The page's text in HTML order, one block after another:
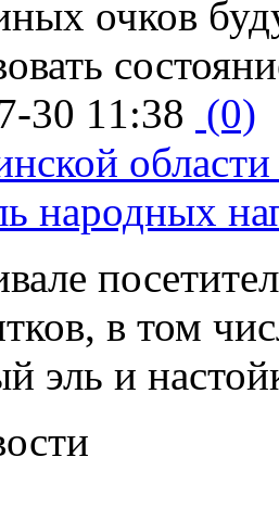
очков
30 11:38 (0)
народных
в том
эль и